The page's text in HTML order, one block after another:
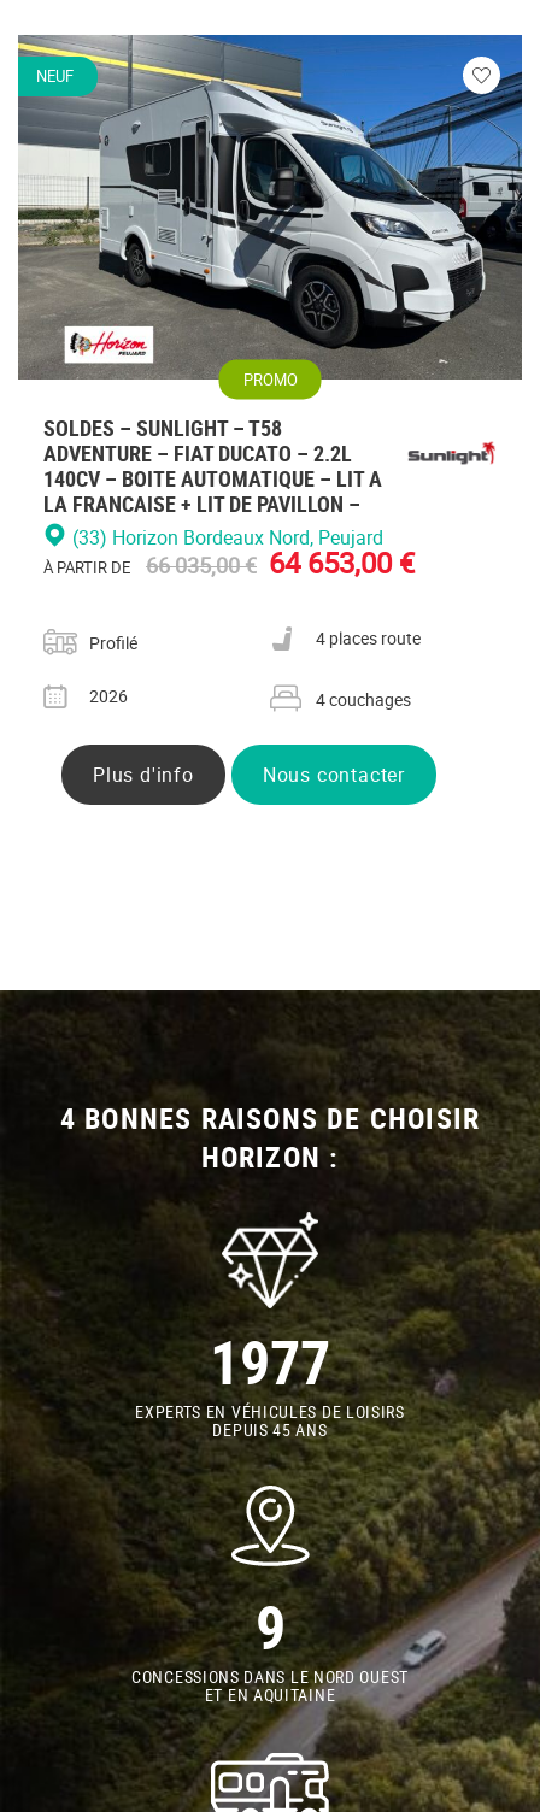
NEUF
Veuillez
vous
PROMO
SOLDES – SUNLIGHT – T58
ADVENTURE – FIAT DUCATO – 2.2L
140CV – BOITE AUTOMATIQUE – LIT A
LA FRANCAISE + LIT DE PAVILLON –
(33) Horizon Bordeaux Nord, Peujard
À PARTIR DE 66 035,00 € 64 653,00 €
Catégorie
Profilé
Nombre de places carte grise
4 places route
Année
2026
Nombre de couchages
4 couchages
Plus d'info Nous contacter
4 BONNES RAISONS DE CHOISIR
HORIZON :
1977
EXPERTS EN VÉHICULES DE LOISIRS
DEPUIS 45 ANS
9
CONCESSIONS DANS LE NORD OUEST
ET EN AQUITAINE